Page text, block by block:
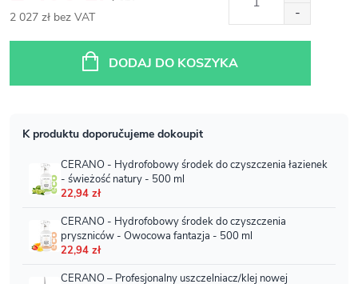
2 027 zł bez VAT
DODAJ DO KOSZYKA